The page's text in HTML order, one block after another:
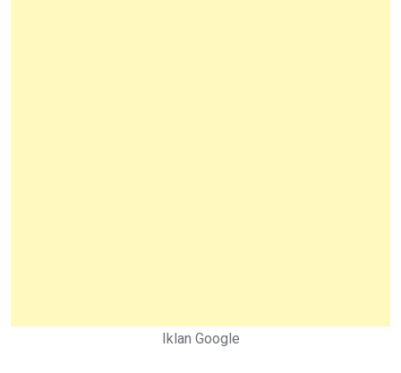
Iklan Google